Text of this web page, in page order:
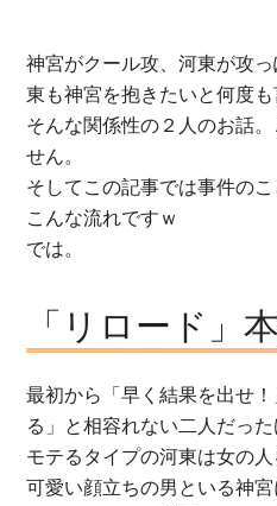
神宮がクール攻、河東が攻
東も神宮を抱きたいと何度も
そんな関係性の２人のお話
せん。
そしてこの記事では事件の
こんな流れですｗ
では。
「リロード」
最初から「早く結果を出せ
る」と相容れない二人だった
モテるタイプの河東は女の
可愛い顔立ちの男といる神宮